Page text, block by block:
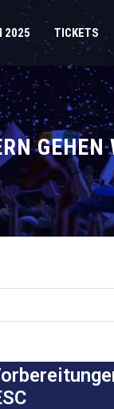
2025 TICKETS
GEHEN